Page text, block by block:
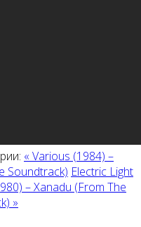
« Various (1984) ‎–
Soundtrack) Electric Light
‎– Xanadu (From The
»